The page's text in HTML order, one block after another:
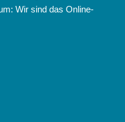
Wir sind das Online-